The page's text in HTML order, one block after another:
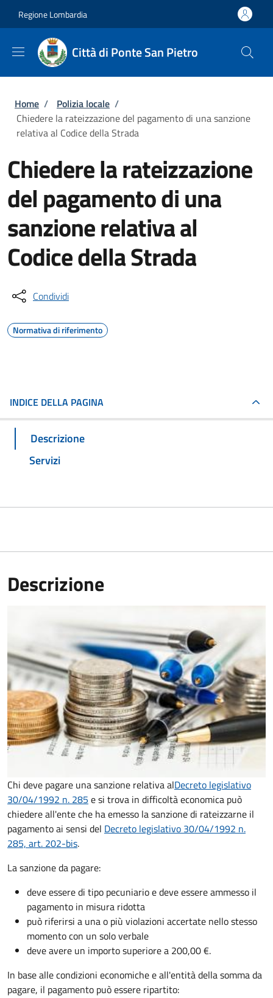
Regione Lombardia
Città di Ponte San Pietro
Briciole di pane
Home / Polizia locale /
Chiedere la rateizzazione del pagamento di una sanzione
relativa al Codice della Strada
Chiedere la rateizzazione
del pagamento di una
sanzione relativa al
Codice della Strada
Condividi
Normativa di riferimento
INDICE DELLA PAGINA
Descrizione
Servizi
Descrizione
Chi deve pagare una sanzione relativa alDecreto legislativo
30/04/1992 n. 285 e si trova in difficoltà economica può
chiedere all'ente che ha emesso la sanzione di rateizzarne il
pagamento ai sensi del Decreto legislativo 30/04/1992 n.
285, art. 202-bis.
La sanzione da pagare:
deve essere di tipo pecuniario e deve essere ammesso il
pagamento in misura ridotta
può riferirsi a una o più violazioni accertate nello stesso
momento con un solo verbale
deve avere un importo superiore a 200,00 €.
In base alle condizioni economiche e all'entità della somma da
pagare, il pagamento può essere ripartito: